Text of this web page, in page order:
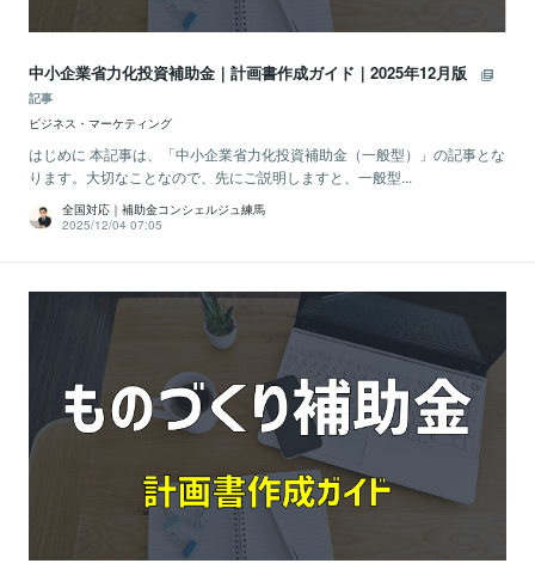
中小企業省力化投資補助金｜計画書作成ガイド｜2025年12月版
記事
ビジネス・マーケティング
はじめに 本記事は、「中小企業省力化投資補助金（一般型）」の記事とな
ります。大切なことなので、先にご説明しますと、一般型...
全国対応｜補助金コンシェルジュ練馬
2025/12/04 07:05